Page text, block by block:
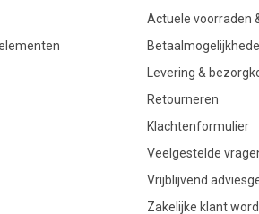
Actuele voorraden
Levering &
Retourneren
Klachtenformulier
Veelgestelde
Vrijblijvend
Zakelijke klant